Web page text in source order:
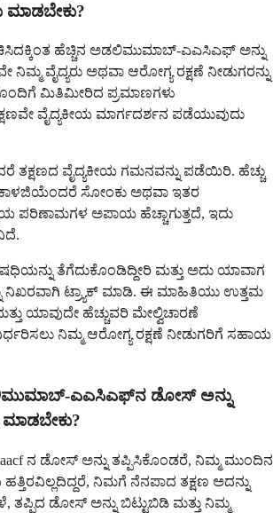
ಮಾಡಬೇಕು?
ಹೆಚ್ಚಿನ ಅಡಲಿಮುಮಾಬ್-ಎಎಸಿಎಫ್ ಅನ್ನು
ನಿಮ್ಮ ವೈದ್ಯರು ಅಥವಾ ಆರೋಗ್ಯ ರಕ್ಷಣೆ ನೀಡುಗರನ್ನು
ಮಿತಿಮೀರಿದ ಪ್ರಮಾಣಗಳು
ವೈದ್ಯಕೀಯ ಮಾರ್ಗದರ್ಶನ ಪಡೆಯುವುದು
ತಕ್ಷಣದ ವೈದ್ಯಕೀಯ ಗಮನವನ್ನು ಪಡೆಯಿರಿ. ಹೆಚ್ಚು
ಸೋಂಕು ಅಥವಾ ಇತರ
ಪರಿಣಾಮಗಳ ಅಪಾಯ ಹೆಚ್ಚಾಗುತ್ತದೆ, ಇದು
ತೆಗೆದುಕೊಂಡಿದ್ದೀರಿ ಮತ್ತು ಅದು ಯಾವಾಗ
ನಿಖರವಾಗಿ ಟ್ರ್ಯಾಕ್ ಮಾಡಿ. ಈ ಮಾಹಿತಿಯು ಉತ್ತಮ
ಯಾವುದೇ ಹೆಚ್ಚುವರಿ ಮೇಲ್ವಿಚಾರಣೆ
ನಿಮ್ಮ ಆರೋಗ್ಯ ರಕ್ಷಣೆ ನೀಡುಗರಿಗೆ ಸಹಾಯ
ಎಎಸಿಎಫ್‌ನ ಡೋಸ್ ಅನ್ನು
ನ ಡೋಸ್ ಅನ್ನು ತಪ್ಪಿಸಿಕೊಂಡರೆ, ನಿಮ್ಮ ಮುಂದಿನ
ನಿಮಗೆ ನೆನಪಾದ ತಕ್ಷಣ ಅದನ್ನು
ತಪ್ಪಿದ ಡೋಸ್ ಅನ್ನು ಬಿಟ್ಟುಬಿಡಿ ಮತ್ತು ನಿಮ್ಮ